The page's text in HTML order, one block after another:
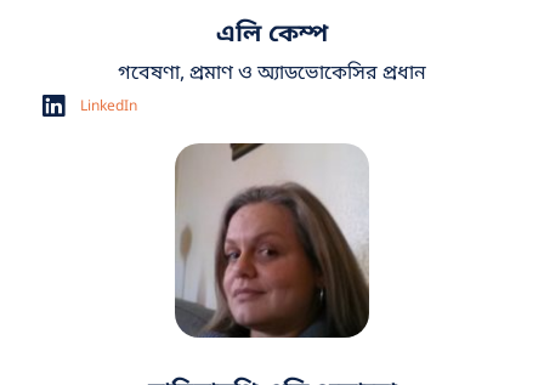
এলি কেম্প
গবেষণা, প্রমাণ ও অ্যাডভোকেসির প্রধান
LinkedIn